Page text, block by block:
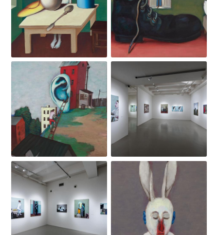
Obrázek Obrázek
Obrázek Obrázek